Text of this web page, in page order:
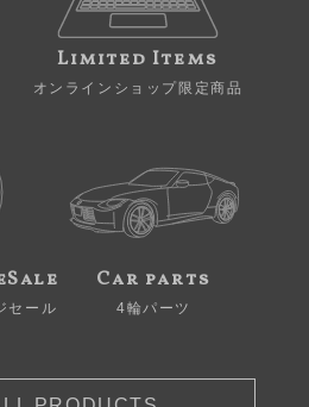
Limited Items
オンラインショップ限定商品
セール
Car parts
4輪パーツ